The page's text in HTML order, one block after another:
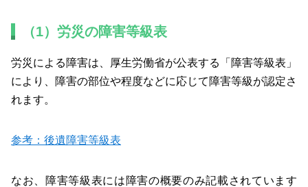
（1）労災の障害等級表
労災による障害は、厚生労働省が公表する「障害等級表」
により、障害の部位や程度などに応じて障害等級が認定さ
れます。
参考：後遺障害等級表
なお、障害等級表には障害の概要のみ記載されています